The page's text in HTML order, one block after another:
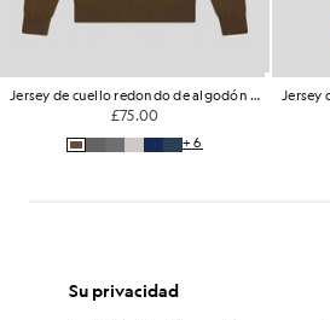
Jersey de cuello redondo de algodón y lana merina
Su privacidad